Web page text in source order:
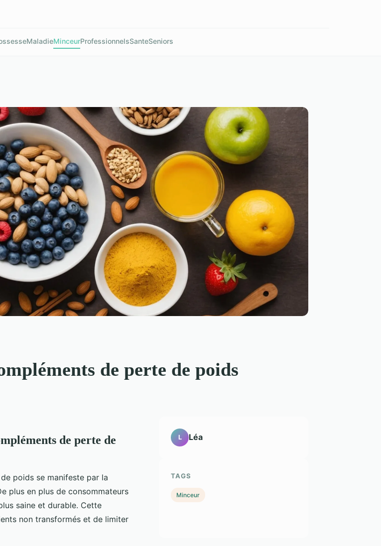
MaladieMinceurProfessionnelsSanteSeniors
de perte de poids
de perte de
poids se manifeste par la
plus en plus de consommateurs
saine et durable. Cette
non transformés et de limiter
L Léa
TAGS
Minceur